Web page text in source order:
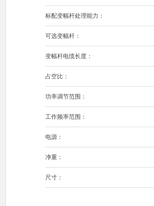
标配变幅杆处理能力：
可选变幅杆：
变幅杆电缆长度：
占空比：
功率调节范围：
工作频率范围：
电源：
净重：
尺寸：